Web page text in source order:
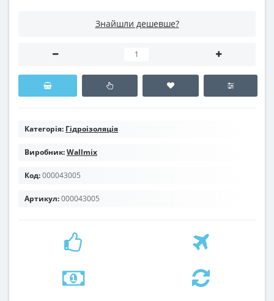
Знайшли дешевше?
Категорія: Гідроізоляція
Виробник:Wallmix
Код:000043005
Артикул:000043005